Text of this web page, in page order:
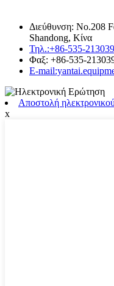
Διεύθυνση: No.208
Shandong, Κίνα
Τηλ.:+86-535-
Φαξ: +86-535-
E-
Αποστολή
x